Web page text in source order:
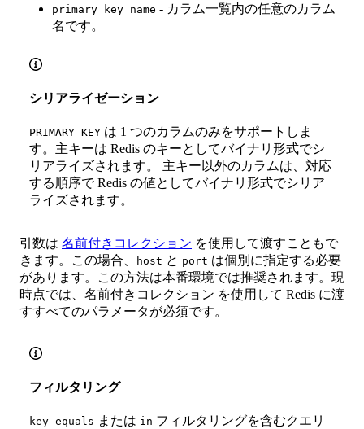
primary_key_name - カラム一覧内の任意のカラム
名です。
シリアライゼーション
PRIMARY KEY は 1 つのカラムのみをサポートしま
す。主キーは Redis のキーとしてバイナリ形式でシ
リアライズされます。 主キー以外のカラムは、対応
する順序で Redis の値としてバイナリ形式でシリア
ライズされます。
引数は 名前付きコレクション を使用して渡すこともで
きます。この場合、
host と port は個別に指定する必要
があります。この方法は本番環境では推奨されます。現
時点では、名前付きコレクション を使用して Redis に渡
すすべてのパラメータが必須です。
フィルタリング
key equals または in フィルタリングを含むクエリ